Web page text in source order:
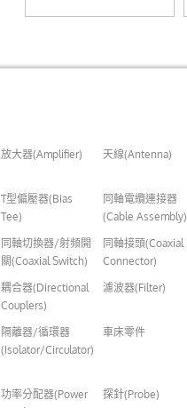
放大器(Amplifier) 天線(Antenna)
T型偏壓器(Bias
Tee)
同軸電纜連接器
(Cable Assembly)
同軸切換器/射頻開
關(Coaxial Switch)
同軸接頭(Coaxial
Connector)
耦合器(Directional
Couplers)
濾波器(Filter)
隔離器/循環器
(Isolator/Circulator)
車床零件
功率分配器(Power
探針(Probe)